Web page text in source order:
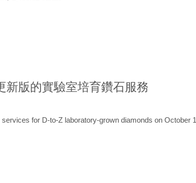
新版的實驗室培育鑽石服務
for D-to-Z laboratory-grown diamonds on October 1